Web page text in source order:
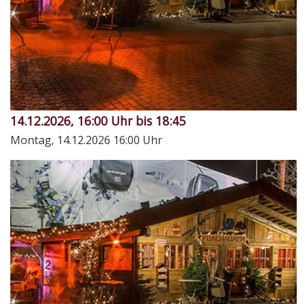
14.12.2026, 16:00 Uhr bis 18:45
Montag, 14.12.2026 16:00 Uhr